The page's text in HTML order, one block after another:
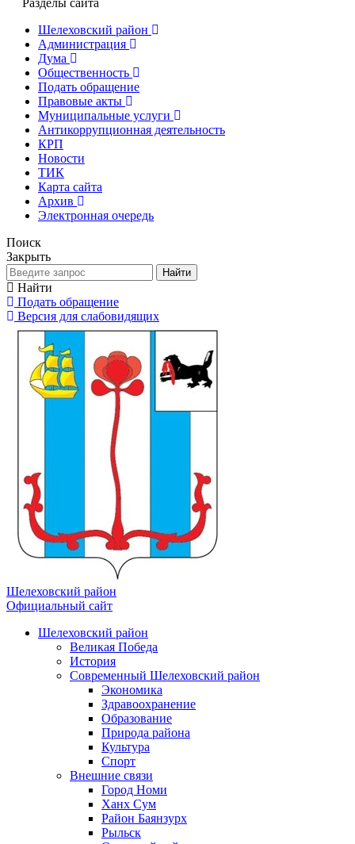
Шелеховский район
Администрация
Дума
Общественность
Подать обращение
Правовые акты
Муниципальные услуги
Антикоррупционная деятельность
КРП
Новости
ТИК
Карта сайта
Архив
Электронная очередь
Поиск
Закрыть
Найти
Найти
Подать обращение
Версия для слабовидящих
Шелеховский район
Официальный сайт
Шелеховский район
Великая Победа
История
Современный Шелеховский район
Экономика
Здравоохранение
Образование
Природа района
Культура
Спорт
Внешние связи
Город Номи
Ханх Сум
Район Баянзурх
Рыльск